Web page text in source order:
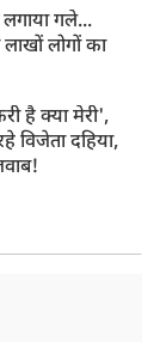
गले...
लोगों का
है क्या मेरी',
विजेता दहिया,